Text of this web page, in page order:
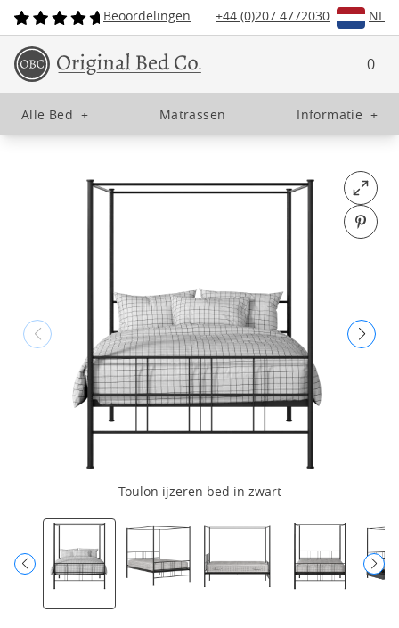
Beoordelingen +44 (0)207 4772030 NL
0
Alle Bed + Matrassen Informatie +
Open
Pin
Toulon ijzeren bed in zwart